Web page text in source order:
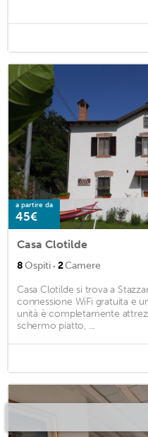
a partire da
45€
Casa Clotilde
8Ospiti · 2Camere
Casa Clotilde si trova a
connessione WiFi gratuita e
unità è completamente
schermo piatto, ...